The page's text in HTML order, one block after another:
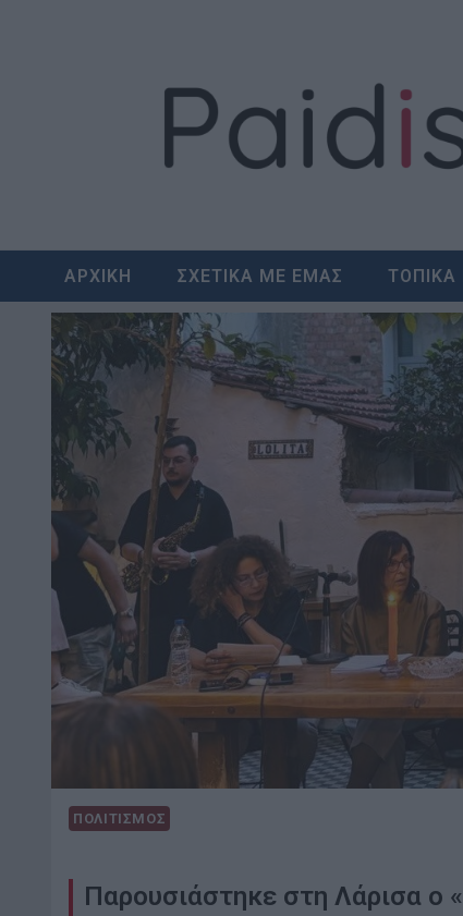
ΑΡΧΙΚΗ ΣΧΕΤΙΚΑ ΜΕ ΕΜΑΣ ΤΟΠΙΚΑ
ΠΟΛΙΤΙΣΜΟΣ
Παρουσιάστηκε στη Λάρισα ο